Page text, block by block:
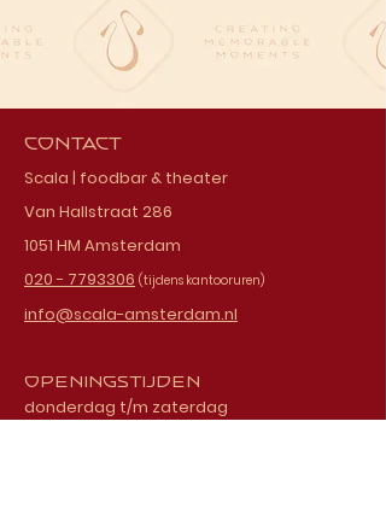
Contact
Scala | foodbar & theater
Van Hallstraat 286
1051 HM Amsterdam
020 - 7793306 (tijdens kantooruren)
info@scala-amsterdam.nl
Openingstijden
donderdag t/m zaterdag